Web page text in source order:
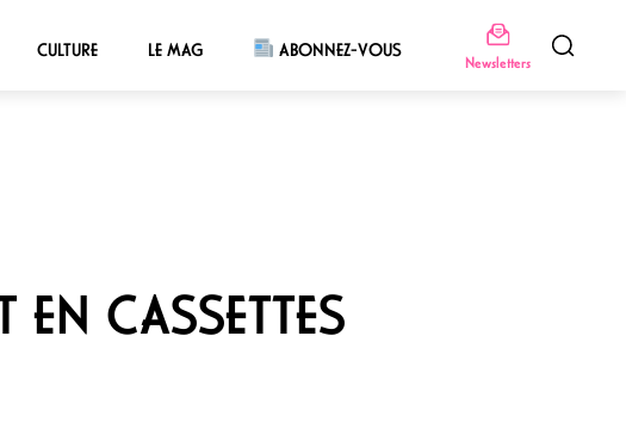
CULTURE LE MAG ABONNEZ-VOUS
Newsletters
CASSETTES